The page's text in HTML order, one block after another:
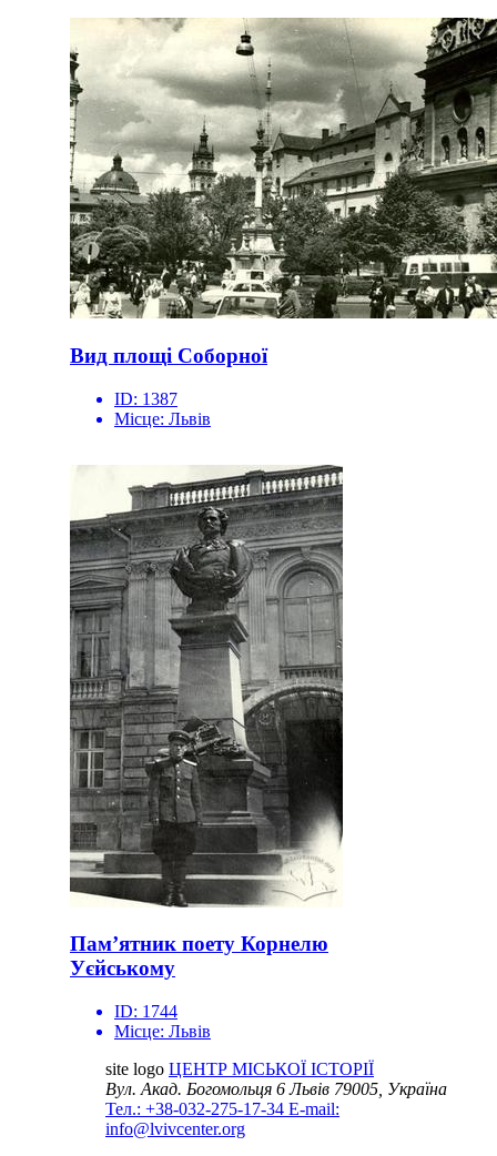
Вид площі Соборної
ID: 1387
Місце: Львів
Пам’ятник поету Корнелю
Уєйському
ID: 1744
Місце: Львів
site logo ЦЕНТР МІСЬКОЇ ІСТОРІЇ
Вул. Акад. Богомольця 6Львів 79005, Україна
Тел.: +38-032-275-17-34 E-mail:
info@lvivcenter.org